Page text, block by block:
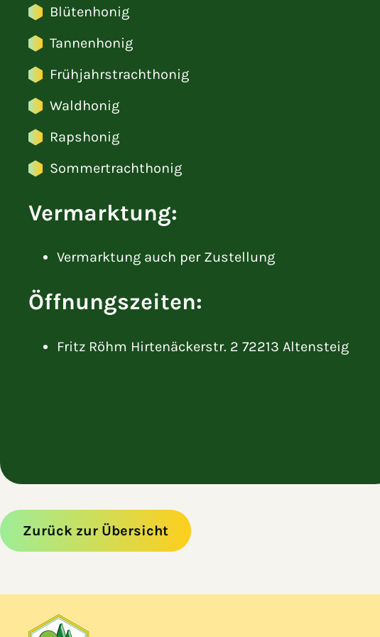
Blütenhonig
Tannenhonig
Frühjahrstrachthonig
Waldhonig
Rapshonig
Sommertrachthonig
Vermarktung:
Vermarktung auch per Zustellung
Öffnungszeiten:
Fritz Röhm Hirtenäckerstr. 2 72213 Altensteig
Zurück zur Übersicht